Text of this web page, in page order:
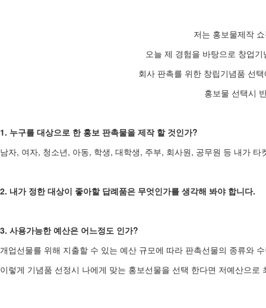
저는 홍보물제작
오늘 제 경험을 바탕으로 창업
회사 판촉를 위한 창립기념품 선
홍보물 선택시
1. 누구를 대상으로 한 홍보 판촉물을 제작 할 것인가?
남자, 여자, 청소년, 아동, 학생, 대학생, 주부, 회사원, 공무원 등 내가
2. 내가 정한 대상이 좋아할 답례품은 무엇인가를 생각해 봐야 합니다.
3. 사용가능한 예산은 어느정도 인가?
개업선물를 위해 지출할 수 있는 예산 규모에 따라 판촉선물의 종류와
이렇게 기념품 선정시 나에게 맞는 홍보선물을 선택 한다면 저예산으